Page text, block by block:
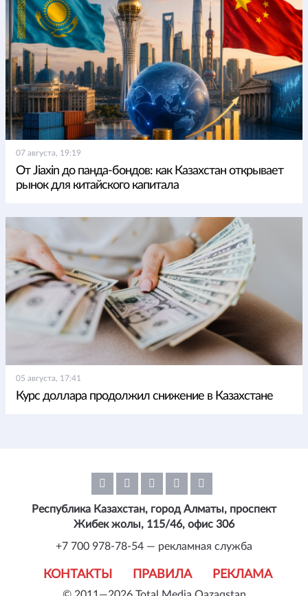
07 августа, 19:19
От Jiaxin до панда-бондов: как Казахстан открывает
рынок для китайского капитала
05 августа, 17:41
Курс доллара продолжил снижение в Казахстане
КОНТАКТЫ ПРАВИЛА РЕКЛАМА
Республика Казахстан, город Алматы, проспект
Жибек жолы, 115/46, офис 306
+7 700 978-78-54 — рекламная служба